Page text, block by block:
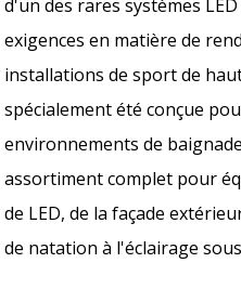
d'un des rares systèmes
exigences en matière de
installations de sport de
spécialement été conçue
environnements de
assortiment complet pour
de LED, de la façade
de natation à l'éclairage